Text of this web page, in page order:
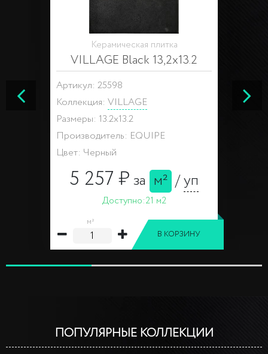
Керамическая плитка
VILLAGE Black 13,2x13.2
Артикул: 25598
Коллекция: VILLAGE
Размеры: 13.2x13.2
Производитель: EQUIPE
Цвет: Черный
5 257 ₽за м² /уп
Доступно:21 м2
м²
В КОРЗИНУ
ПОПУЛЯРНЫЕ КОЛЛЕКЦИИ